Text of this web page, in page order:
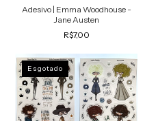
Adesivo | Emma Woodhouse -
Jane Austen
R$7,00
Esgotado